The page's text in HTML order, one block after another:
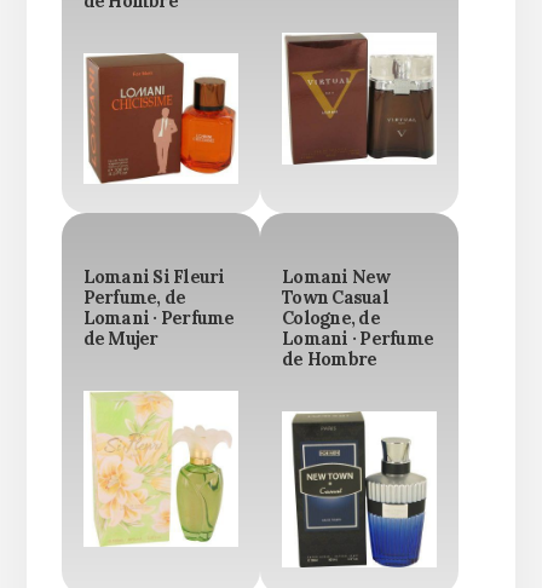
Lomani Si Fleuri
Perfume, de
Lomani · Perfume
de Mujer
Lomani New
Town Casual
Cologne, de
Lomani · Perfume
de Hombre